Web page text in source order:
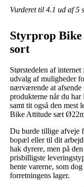
Vurderet til 4.1 ud af 5
Styrprop
sort
Størstedelen af
udvalg af muligheder
nærværende at afsende
produkterne når du
samt tit også den mest
Bike Attitude sæt
Du burde tillige afveje
bopæl eller til dit
hak dyrere, men på
prisbilligste
hente varerne, som
forretningens lager.